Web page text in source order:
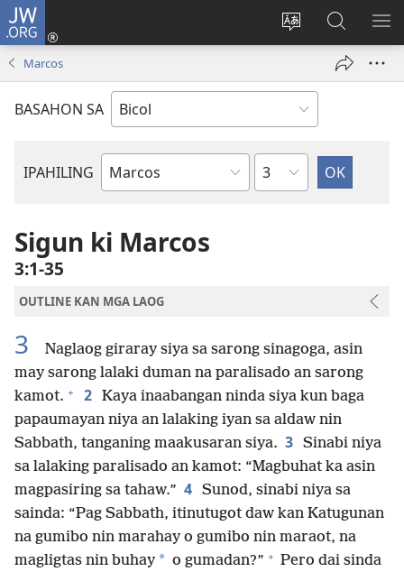
JW.ORG
Ribayan
lengguwahe
kan
Mag-
log
new
Hanapon
sa
JW.ORG
Marcos
BASAHON SA
IPAHILING
Libro
Bibliya
Kapitulo
Sigun ki Marcos
3:1-35
OUTLINE KAN MGA LAOG
3
Naglaog giraray siya sa sarong sinagoga, asin
may sarong lalaki duman na paralisado an sarong
kamot. + 2 Kaya inaabangan ninda siya kun baga
papaumayan niya an lalaking iyan sa aldaw nin
Sabbath, tanganing maakusaran siya. 3 Sinabi niya
sa lalaking paralisado an kamot: “Magbuhat ka asin
magpasiring sa tahaw.” 4 Sunod, sinabi niya sa
sainda: “Pag Sabbath, itinutugot daw kan Katugunan
na gumibo nin marahay o gumibo nin maraot, na
magligtas nin buhay * o gumadan?” + Pero dai sinda